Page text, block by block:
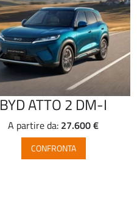
BYD ATTO 2 DM-I
A partire da: 27.600 €
CONFRONTA